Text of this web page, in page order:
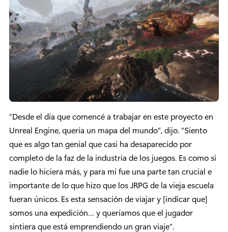
“Desde el día que comencé a trabajar en este proyecto en
Unreal Engine, quería un mapa del mundo”, dijo. “Siento
que es algo tan genial que casi ha desaparecido por
completo de la faz de la industria de los juegos. Es como si
nadie lo hiciera más, y para mí fue una parte tan crucial e
importante de lo que hizo que los JRPG de la vieja escuela
fueran únicos. Es esta sensación de viajar y [indicar que]
somos una expedición… y queríamos que el jugador
sintiera que está emprendiendo un gran viaje”.